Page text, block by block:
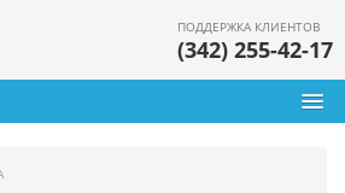
ПОДДЕРЖКА КЛИЕНТОВ
(342) 255-42-17